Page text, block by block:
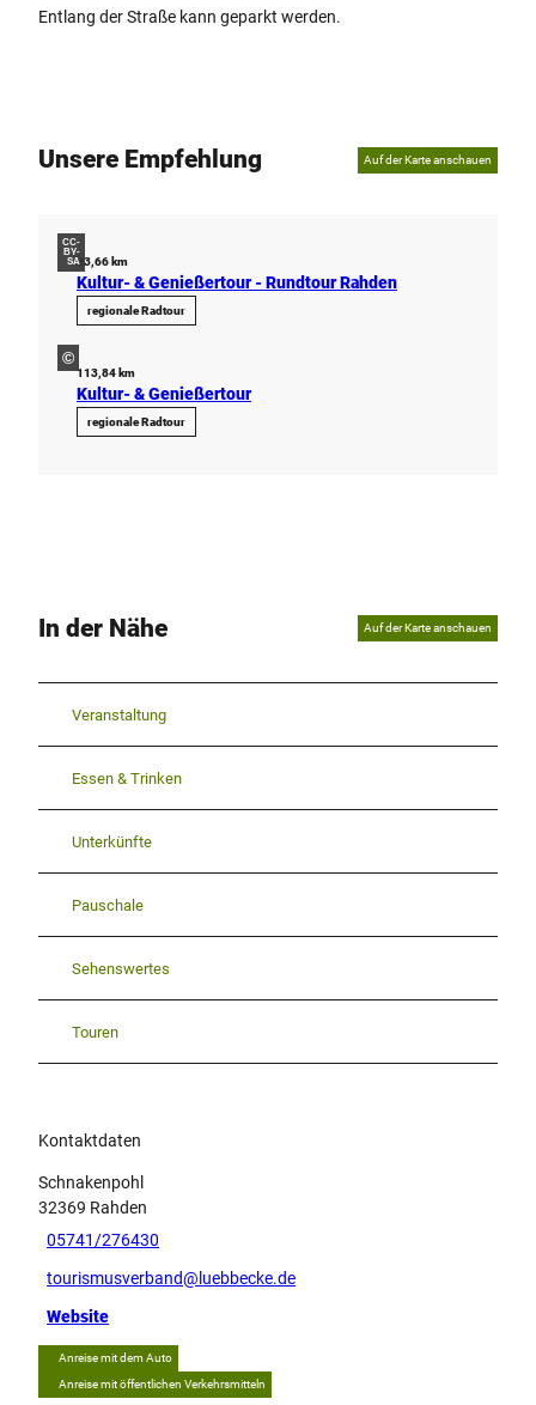
Entlang der Straße kann geparkt werden.
Unsere Empfehlung Auf der Karte anschauen
CC-
BY-
SA23,66 km
Kultur- & Genießertour - Rundtour Rahden
regionale Radtour
©
113,84 km
Kultur- & Genießertour
regionale Radtour
In der Nähe Auf der Karte anschauen
Veranstaltung
Essen & Trinken
Unterkünfte
Pauschale
Sehenswertes
Touren
Kontaktdaten
Schnakenpohl
32369 Rahden
05741/276430
tourismusverband@luebbecke.de
Website
Anreise mit dem Auto
Anreise mit öffentlichen Verkehrsmitteln